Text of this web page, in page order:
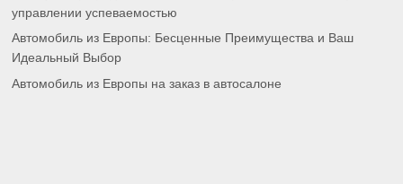
управлении успеваемостью
Автомобиль из Европы: Бесценные Преимущества и Ваш
Идеальный Выбор
Автомобиль из Европы на заказ в автосалоне